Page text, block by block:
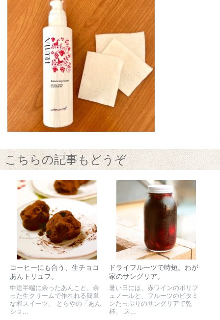
こちらの記事もどうぞ
コーヒーにも合う、生チョコ
あんトリュフ。
中途半端に余ったあんこと、余
った生クリームで作れれる簡単
な和スイーツ。 とらやの「あん
ショ...
ドライフルーツで時短。わが
家のサングリア。
暑い日には、赤ワインのポリフ
ェノールと、フルーツのビタミ
ンたっぷりのサングリアで乾
杯。 ス...